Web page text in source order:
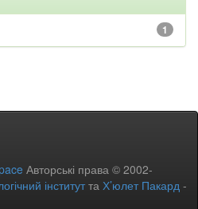
1
Авторські права © 2002-
інститутта Х’юлет Пакард -